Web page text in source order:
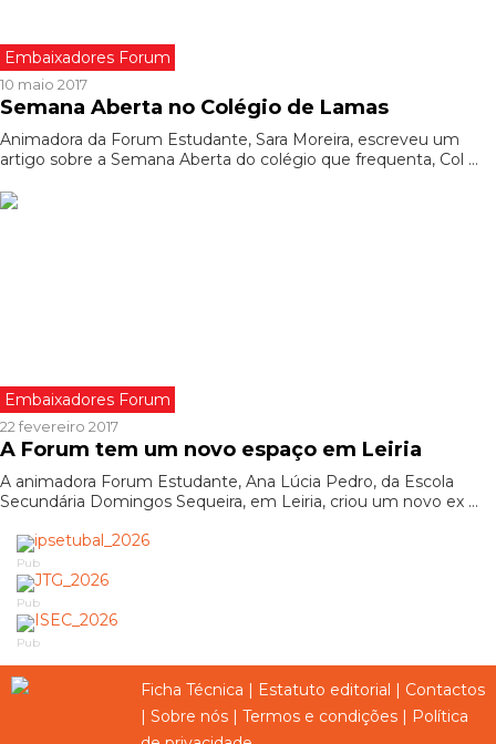
Embaixadores Forum
10 maio 2017
Semana Aberta no Colégio de Lamas
Animadora da Forum Estudante, Sara Moreira, escreveu um
artigo sobre a Semana Aberta do colégio que frequenta, Col ...
Embaixadores Forum
22 fevereiro 2017
A Forum tem um novo espaço em Leiria
A animadora Forum Estudante, Ana Lúcia Pedro, da Escola
Secundária Domingos Sequeira, em Leiria, criou um novo ex ...
Pub
Pub
Pub
Ficha Técnica | Estatuto editorial | Contactos
| Sobre nós | Termos e condições | Política